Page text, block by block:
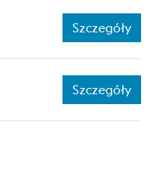
Szczegóły
Szczegóły